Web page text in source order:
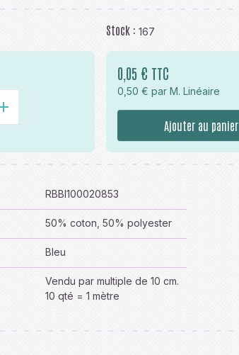
Stock : 167
+
0,05 € TTC
0,50 € par M. Linéaire
Ajouter au panier
RBBI100020853
50% coton, 50% polyester
Bleu
Vendu par multiple de 10 cm.
10 qté = 1 mètre